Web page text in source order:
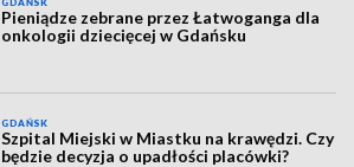
GDAŃSK
Pieniądze zebrane przez Łatwoganga dla
onkologii dziecięcej w Gdańsku
GDAŃSK
Szpital Miejski w Miastku na krawędzi. Czy
będzie decyzja o upadłości placówki?